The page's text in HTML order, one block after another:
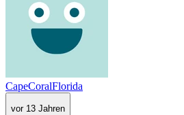
CapeCoralFlorida
vor 13 Jahren